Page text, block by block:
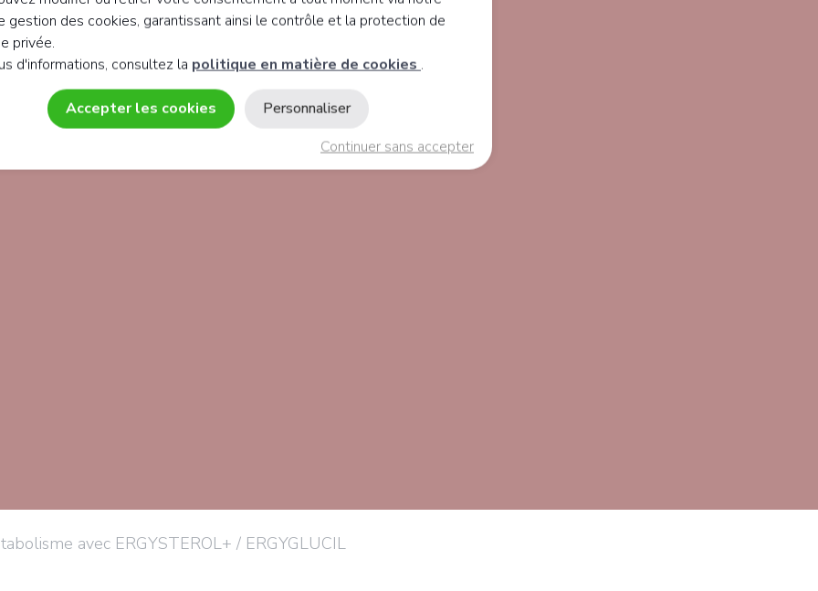
avec ERGYSTEROL+ / ERGYGLUCIL
gestion des cookies, garantissant ainsi le contrôle et la protection de
privée.
d'informations, consultez la politique en matière de cookies .
Accepter les cookies
Continuer sans accepter
Personnaliser